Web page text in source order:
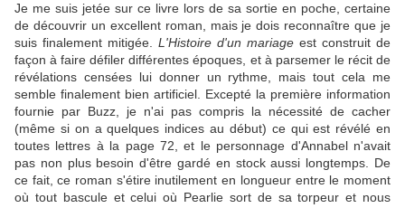
Je me suis jetée sur ce livre lors de sa sortie en poche, certaine
de découvrir un excellent roman, mais je dois reconnaître que je
suis finalement mitigée. L'Histoire d'un mariage est construit de
façon à faire défiler différentes époques, et à parsemer le récit de
révélations censées lui donner un rythme, mais tout cela me
semble finalement bien artificiel. Excepté la première information
fournie par Buzz, je n'ai pas compris la nécessité de cacher
(même si on a quelques indices au début) ce qui est révélé en
toutes lettres à la page 72, et le personnage d'Annabel n'avait
pas non plus besoin d'être gardé en stock aussi longtemps. De
ce fait, ce roman s'étire inutilement en longueur entre le moment
où tout bascule et celui où Pearlie sort de sa torpeur et nous